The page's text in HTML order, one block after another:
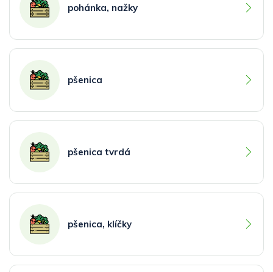
pohánka, nažky
pšenica
pšenica tvrdá
pšenica, klíčky